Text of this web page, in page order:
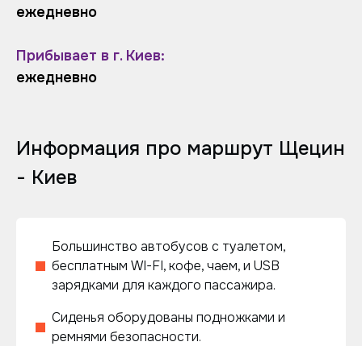
ежедневно
Прибывает в г. Киев:
ежедневно
Информация про маршрут Щецин
- Киев
Большинство автобусов с туалетом,
бесплатным WI-FI, кофе, чаем, и USB
зарядками для каждого пассажира.
Сиденья оборудованы подножками и
ремнями безопасности.